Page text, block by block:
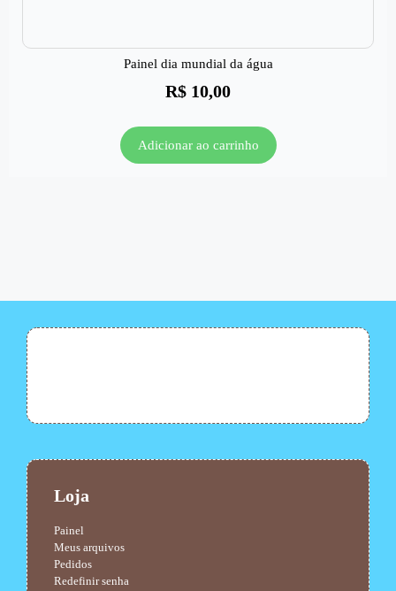
Painel dia mundial da água
R$ 10,00
Adicionar ao carrinho
Loja
Painel
Meus arquivos
Pedidos
Redefinir senha